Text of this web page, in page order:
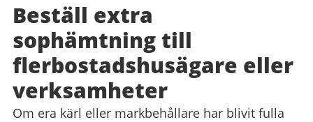
Beställ extra
sophämtning till
flerbostadshusägare eller
verksamheter
Om era kärl eller markbehållare har blivit fulla